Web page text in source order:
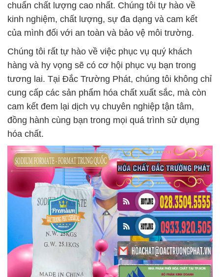
chuẩn chất lượng cao nhất. Chúng tôi tự hào về
kinh nghiệm, chất lượng, sự đa dạng và cam kết
của mình đối với an toàn và bảo vệ môi trường.
Chúng tôi rất tự hào về việc phục vụ quý khách
hàng và hy vọng sẽ có cơ hội phục vụ bạn trong
tương lai. Tại Đắc Trường Phát, chúng tôi không chỉ
cung cấp các sản phẩm hóa chất xuất sắc, mà còn
cam kết đem lại dịch vụ chuyên nghiệp tận tâm,
đồng hành cùng bạn trong mọi quá trình sử dụng
hóa chất.